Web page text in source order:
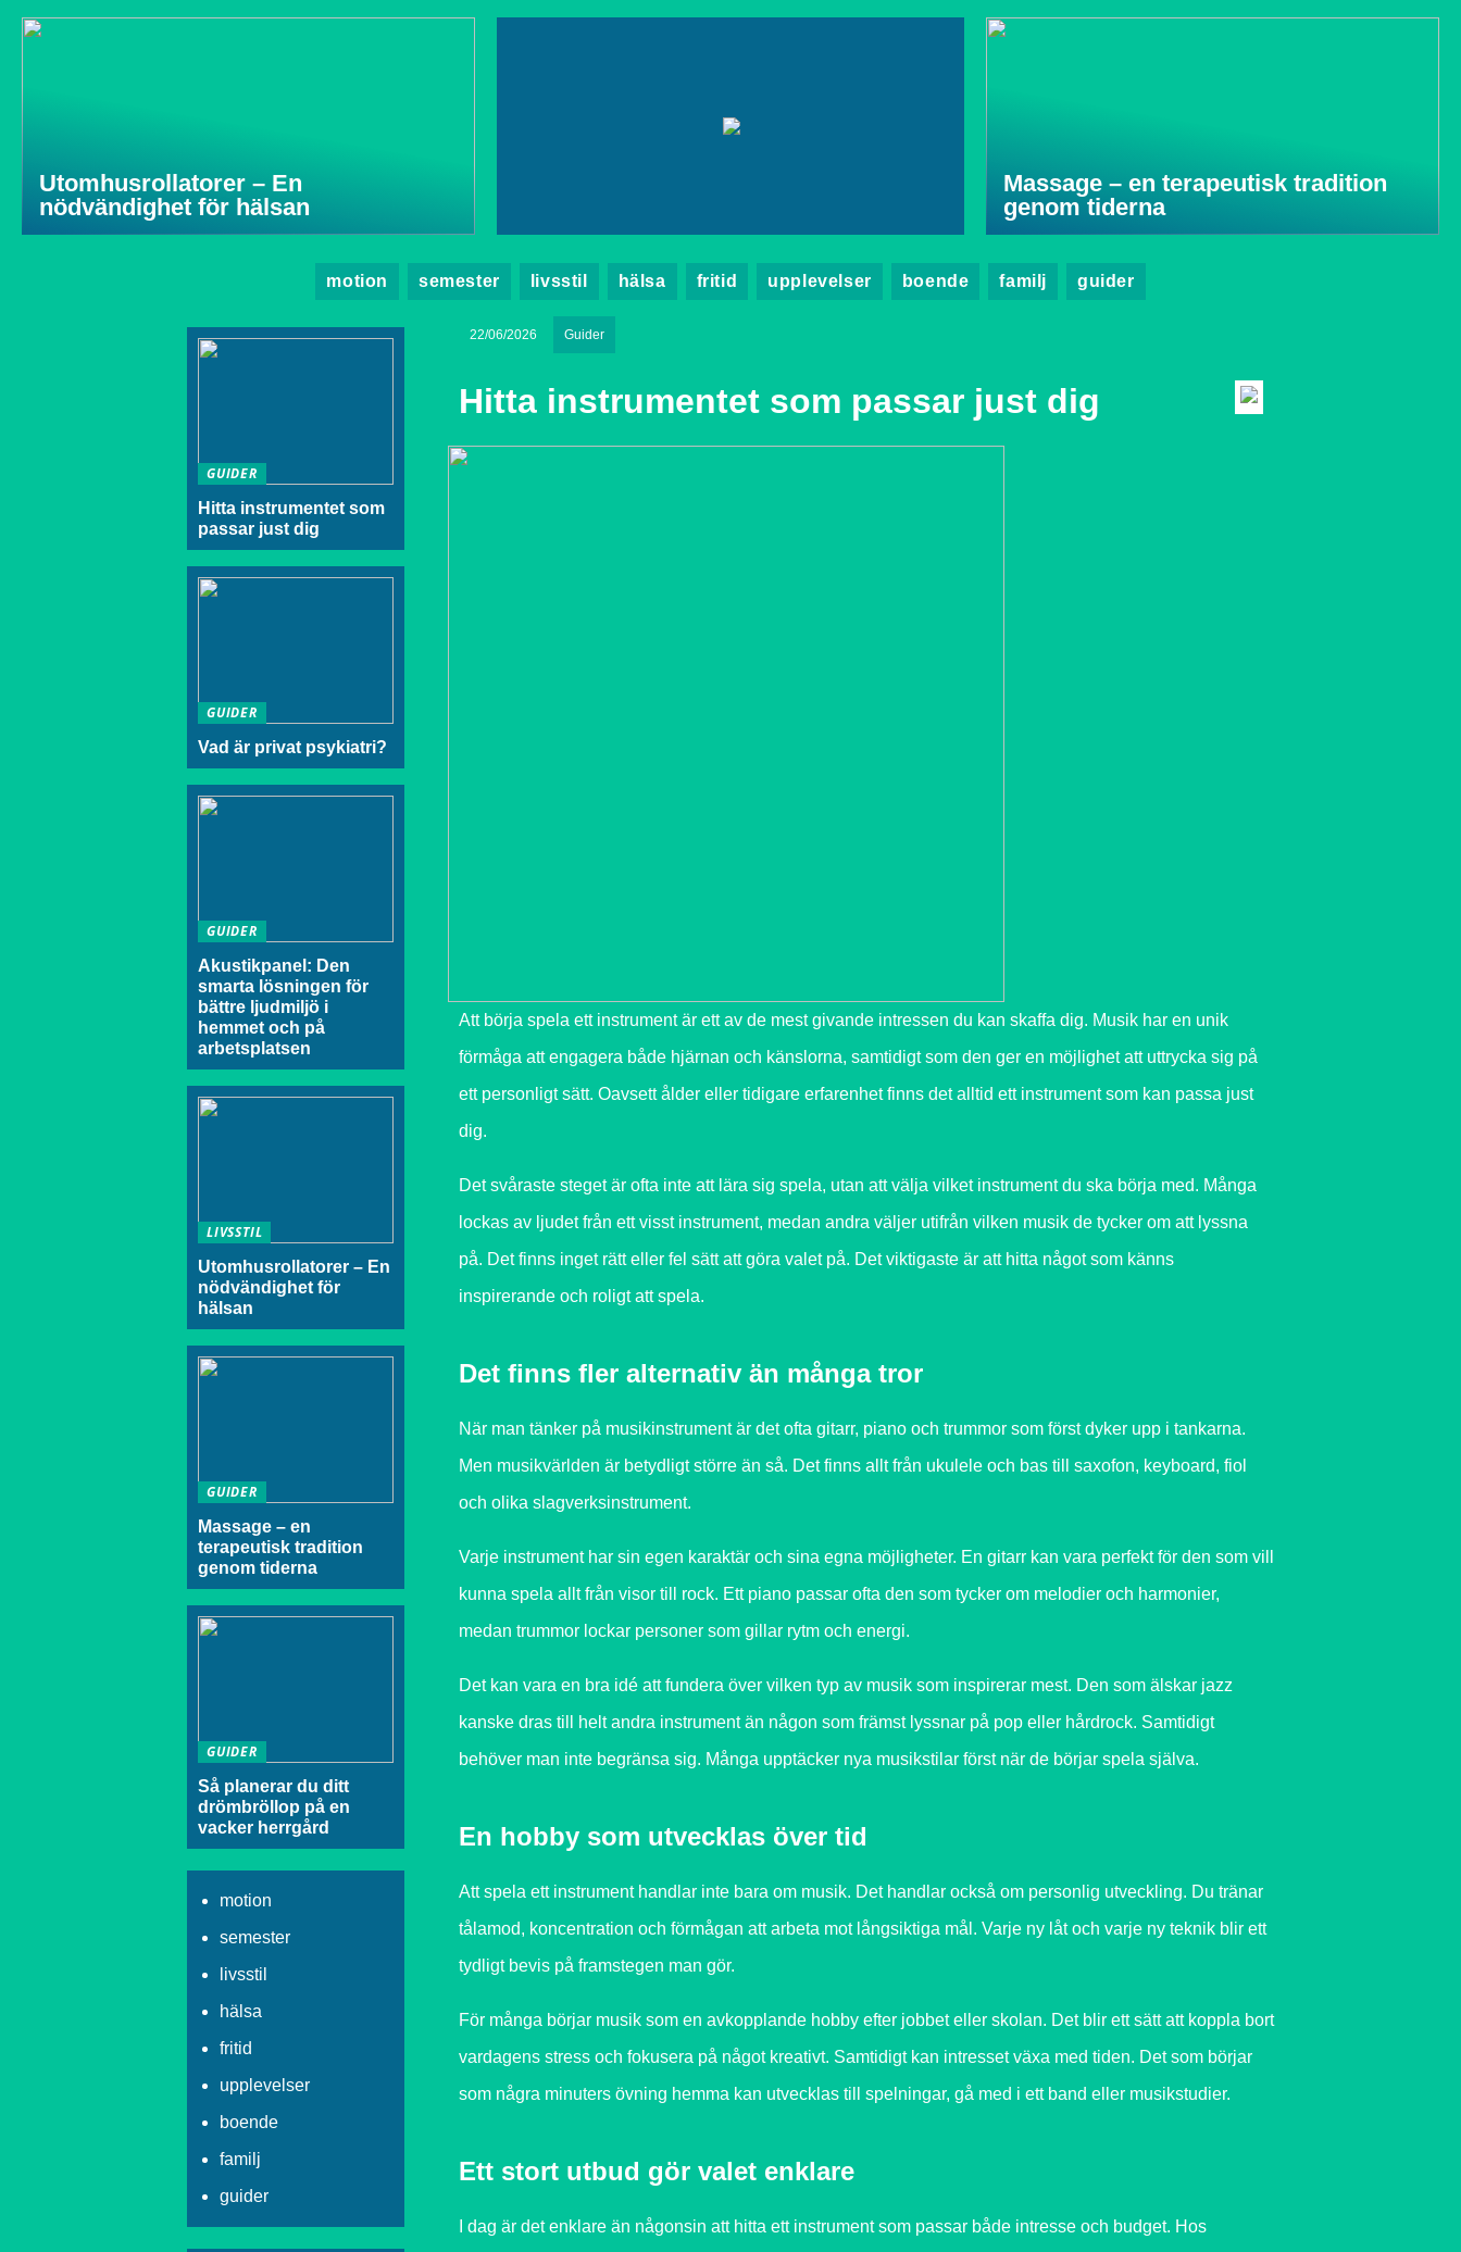
Utomhusrollatorer – En
nödvändighet för hälsan
Massage – en terapeutisk tradition
genom tiderna
motion semester livsstil hälsa fritid upplevelser boende familj guider
22/06/2026 Guider
Hitta instrumentet som passar just dig
Att börja spela ett instrument är ett av de mest givande intressen du kan skaffa dig. Musik har en unik
förmåga att engagera både hjärnan och känslorna, samtidigt som den ger en möjlighet att uttrycka sig på
ett personligt sätt. Oavsett ålder eller tidigare erfarenhet finns det alltid ett instrument som kan passa just
dig.
Det svåraste steget är ofta inte att lära sig spela, utan att välja vilket instrument du ska börja med. Många
lockas av ljudet från ett visst instrument, medan andra väljer utifrån vilken musik de tycker om att lyssna
på. Det finns inget rätt eller fel sätt att göra valet på. Det viktigaste är att hitta något som känns
inspirerande och roligt att spela.
Det finns fler alternativ än många tror
När man tänker på musikinstrument är det ofta gitarr, piano och trummor som först dyker upp i tankarna.
Men musikvärlden är betydligt större än så. Det finns allt från ukulele och bas till saxofon, keyboard, fiol
och olika slagverksinstrument.
Varje instrument har sin egen karaktär och sina egna möjligheter. En gitarr kan vara perfekt för den som vill
kunna spela allt från visor till rock. Ett piano passar ofta den som tycker om melodier och harmonier,
medan trummor lockar personer som gillar rytm och energi.
Det kan vara en bra idé att fundera över vilken typ av musik som inspirerar mest. Den som älskar jazz
kanske dras till helt andra instrument än någon som främst lyssnar på pop eller hårdrock. Samtidigt
behöver man inte begränsa sig. Många upptäcker nya musikstilar först när de börjar spela själva.
En hobby som utvecklas över tid
Att spela ett instrument handlar inte bara om musik. Det handlar också om personlig utveckling. Du tränar
tålamod, koncentration och förmågan att arbeta mot långsiktiga mål. Varje ny låt och varje ny teknik blir ett
tydligt bevis på framstegen man gör.
För många börjar musik som en avkopplande hobby efter jobbet eller skolan. Det blir ett sätt att koppla bort
vardagens stress och fokusera på något kreativt. Samtidigt kan intresset växa med tiden. Det som börjar
som några minuters övning hemma kan utvecklas till spelningar, gå med i ett band eller musikstudier.
Ett stort utbud gör valet enklare
I dag är det enklare än någonsin att hitta ett instrument som passar både intresse och budget. Hos
GUIDER
Hitta instrumentet som
passar just dig
GUIDER
Vad är privat psykiatri?
GUIDER
Akustikpanel: Den
smarta lösningen för
bättre ljudmiljö i
hemmet och på
arbetsplatsen
LIVSSTIL
Utomhusrollatorer – En
nödvändighet för
hälsan
GUIDER
Massage – en
terapeutisk tradition
genom tiderna
GUIDER
Så planerar du ditt
drömbröllop på en
vacker herrgård
motion
semester
livsstil
hälsa
fritid
upplevelser
boende
familj
guider